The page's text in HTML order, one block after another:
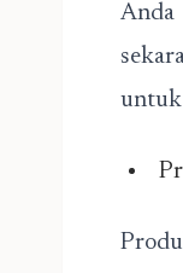
Anda
untuk